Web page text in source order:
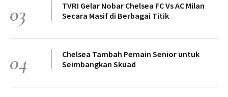
03
TVRI Gelar Nobar Chelsea FC Vs AC Milan
Secara Masif di Berbagai Titik
04
Chelsea Tambah Pemain Senior untuk
Seimbangkan Skuad